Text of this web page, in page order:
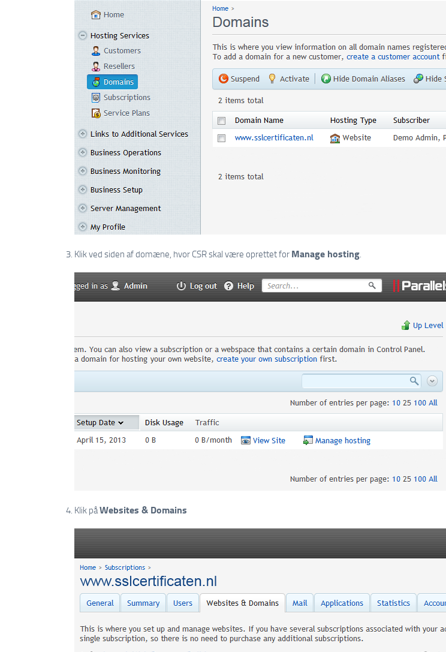
Klik ved siden af ​​domæne, hvor CSR skal være oprettet for Manage hosting
Klik påWebsites & Domains